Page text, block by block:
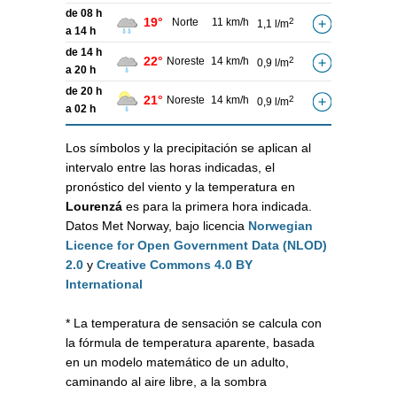
de 08 h
a 14 h
19° Norte 11 km/h 1,1 l/m2
de 14 h
a 20 h
22° Noreste 14 km/h 0,9 l/m2
de 20 h
a 02 h
21° Noreste 14 km/h 0,9 l/m2
Los símbolos y la precipitación se aplican al
intervalo entre las horas indicadas, el
pronóstico del viento y la temperatura en
Lourenzá es para la primera hora indicada.
Datos Met Norway, bajo licencia Norwegian
Licence for Open Government Data (NLOD)
2.0 y Creative Commons 4.0 BY
International
* La temperatura de sensación se calcula con
la fórmula de temperatura aparente, basada
en un modelo matemático de un adulto,
caminando al aire libre, a la sombra